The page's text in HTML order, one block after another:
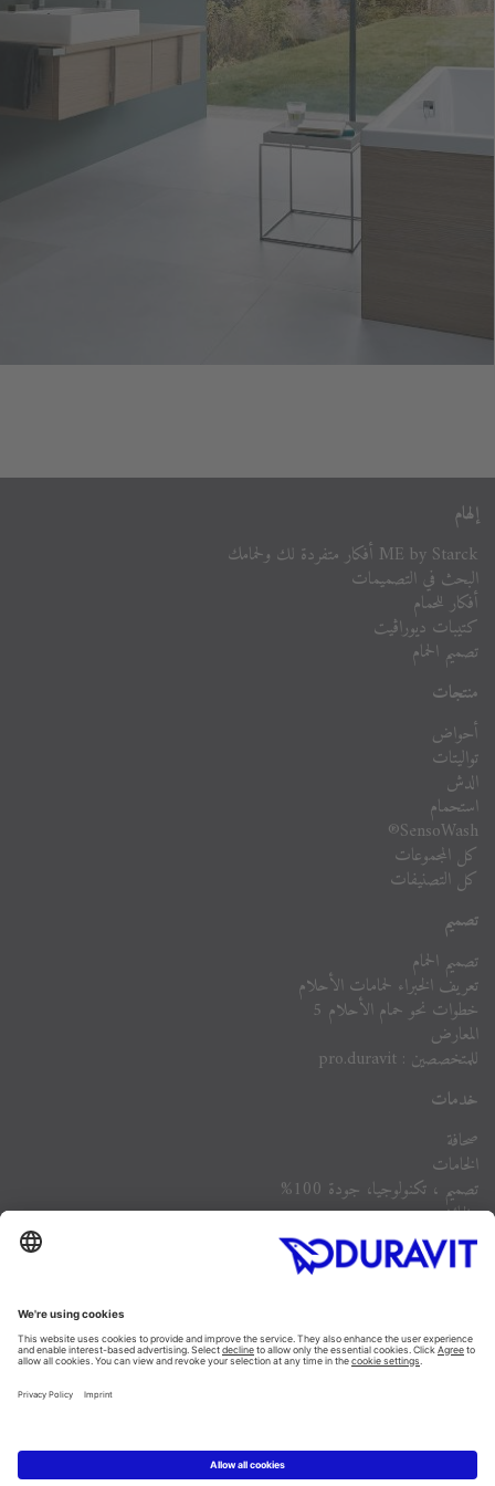
إلهام
ME by Starck أفكار متفردة لك ولحمامك
البحث في التصميمات
أفكار للحمام
كتيبات ديوراڨيت
تصميم الحمام
منتجات
أحواض
تواليتات
الدش
استحمام
SensoWash®
كل المجموعات
كل التصنيفات
تصميم
تصميم الحمام
تعريف الخبراء لحمامات الأحلام
خطوات نحو حمام الأحلام 5
المعارض
للمتخصصين : pro.duravit
خدمات
صحافة
الخامات
تصميم ، تكنولوجيا، جودة 100%
وظائف
الشركة
أسئلة مكررة
Facebook
Instagram